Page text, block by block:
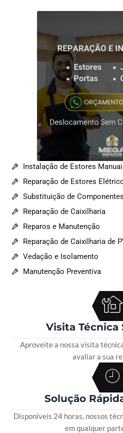
Instalação de Estores
Reparação de Estores
Substituição de Componentes
Reparação de Caixilharia
Reparos e Manutenção
Reparação de Caixilharia de
Vedação e Isolamento
Manutenção Preventiva
Visita Técnica
Aproveite a nossa visita
avaliar a sua
Solução
Disponíveis 24 horas, nossos
em qualquer